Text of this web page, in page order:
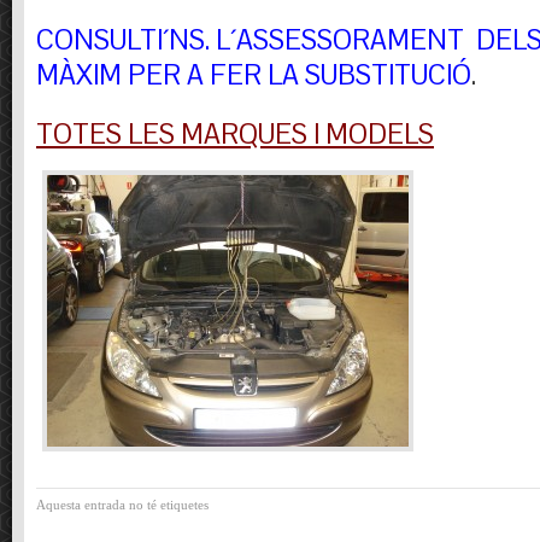
CONSULTI´NS. L´ASSESSORAMENT
MÀXIM PER A FER LA SUBSTITUCIÓ.
TOTES LES MARQUES I MODELS
Aquesta entrada no té etiquetes